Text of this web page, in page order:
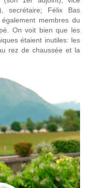
secrétaire; Félix Bas
membres du
On voit bien que les
étaient inutiles: les
rez de chaussée et la